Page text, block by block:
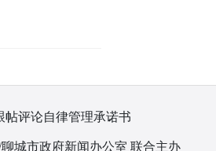
帖评论自律管理承诺书
城市政府新闻办公室 联合主办